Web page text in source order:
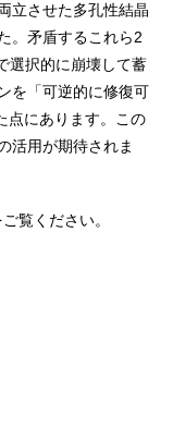
立させた多孔性結晶
。矛盾するこれら2
選択的に崩壊して蓄
を「可逆的に修復可
点にあります。この
活用が期待されま
ご覧ください。